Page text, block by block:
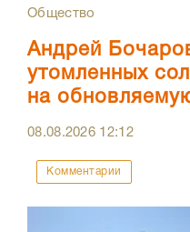
Общество
Андрей
утомленных
на
08.08.2026 12:12
Комментарии